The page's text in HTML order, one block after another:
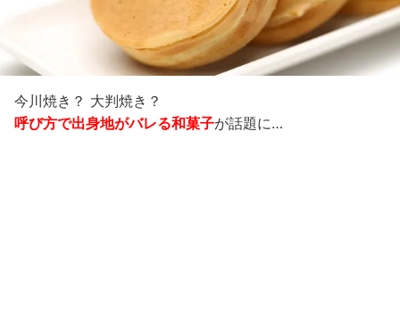
今川焼き？ 大判焼き？
呼び方で出身地がバレる和菓子が話題に…